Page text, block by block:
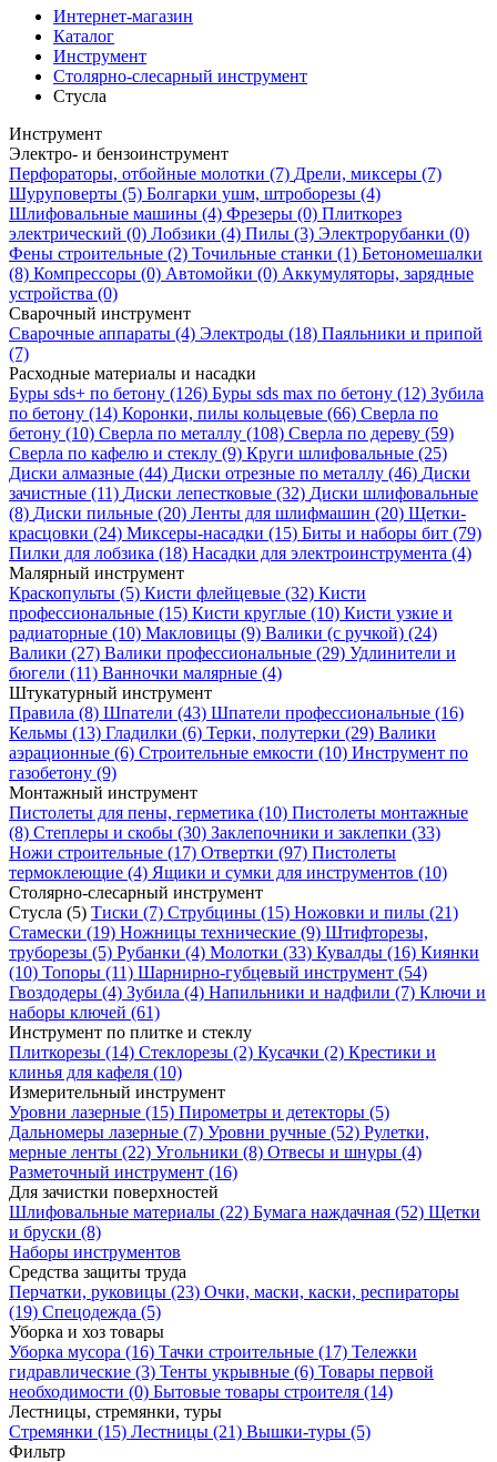
Интернет-магазин
Каталог
Инструмент
Столярно-слесарный инструмент
Стусла
Инструмент
Электро- и бензоинструмент
Перфораторы, отбойные молотки (7) Дрели, миксеры (7)
Шуруповерты (5) Болгарки ушм, штроборезы (4)
Шлифовальные машины (4) Фрезеры (0) Плиткорез
электрический (0) Лобзики (4) Пилы (3) Электрорубанки (0)
Фены строительные (2) Точильные станки (1) Бетономешалки
(8) Компрессоры (0) Автомойки (0) Аккумуляторы, зарядные
устройства (0)
Сварочный инструмент
Сварочные аппараты (4) Электроды (18) Паяльники и припой
(7)
Расходные материалы и насадки
Буры sds+ по бетону (126) Буры sds max по бетону (12) Зубила
по бетону (14) Коронки, пилы кольцевые (66) Сверла по
бетону (10) Сверла по металлу (108) Сверла по дереву (59)
Сверла по кафелю и стеклу (9) Круги шлифовальные (25)
Диски алмазные (44) Диски отрезные по металлу (46) Диски
зачистные (11) Диски лепестковые (32) Диски шлифовальные
(8) Диски пильные (20) Ленты для шлифмашин (20) Щетки-
красцовки (24) Миксеры-насадки (15) Биты и наборы бит (79)
Пилки для лобзика (18) Насадки для электроинструмента (4)
Малярный инструмент
Краскопульты (5) Кисти флейцевые (32) Кисти
профессиональные (15) Кисти круглые (10) Кисти узкие и
радиаторные (10) Макловицы (9) Валики (с ручкой) (24)
Валики (27) Валики профессиональные (29) Удлинители и
бюгели (11) Ванночки малярные (4)
Штукатурный инструмент
Правила (8) Шпатели (43) Шпатели профессиональные (16)
Кельмы (13) Гладилки (6) Терки, полутерки (29) Валики
аэрационные (6) Строительные емкости (10) Инструмент по
газобетону (9)
Монтажный инструмент
Пистолеты для пены, герметика (10) Пистолеты монтажные
(8) Степлеры и скобы (30) Заклепочники и заклепки (33)
Ножи строительные (17) Отвертки (97) Пистолеты
термоклеющие (4) Ящики и сумки для инструментов (10)
Столярно-слесарный инструмент
Стусла (5) Тиски (7) Струбцины (15) Ножовки и пилы (21)
Стамески (19) Ножницы технические (9) Штифторезы,
труборезы (5) Рубанки (4) Молотки (33) Кувалды (16) Киянки
(10) Топоры (11) Шарнирно-губцевый инструмент (54)
Гвоздодеры (4) Зубила (4) Напильники и надфили (7) Ключи и
наборы ключей (61)
Инструмент по плитке и стеклу
Плиткорезы (14) Стеклорезы (2) Кусачки (2) Крестики и
клинья для кафеля (10)
Измерительный инструмент
Уровни лазерные (15) Пирометры и детекторы (5)
Дальномеры лазерные (7) Уровни ручные (52) Рулетки,
мерные ленты (22) Угольники (8) Отвесы и шнуры (4)
Разметочный инструмент (16)
Для зачистки поверхностей
Шлифовальные материалы (22) Бумага наждачная (52) Щетки
и бруски (8)
Наборы инструментов
Средства защиты труда
Перчатки, руковицы (23) Очки, маски, каски, респираторы
(19) Спецодежда (5)
Уборка и хоз товары
Уборка мусора (16) Тачки строительные (17) Тележки
гидравлические (3) Тенты укрывные (6) Товары первой
необходимости (0) Бытовые товары строителя (14)
Лестницы, стремянки, туры
Стремянки (15) Лестницы (21) Вышки-туры (5)
Фильтр